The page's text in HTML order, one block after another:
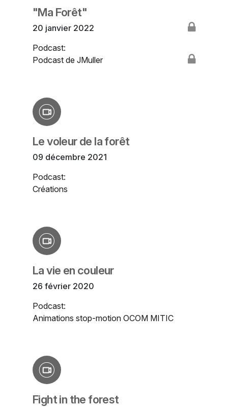
"Ma Forêt"
20 janvier 2022
Podcast:
Podcast de JMuller
Le voleur de la forêt
09 décembre 2021
Podcast:
Créations
La vie en couleur
26 février 2020
Podcast:
Animations stop-motion OCOM MITIC
Fight in the forest